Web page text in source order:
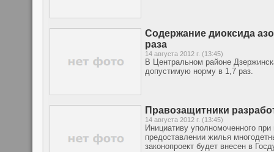
Содержание диоксида
раза
14 августа 2012 г. (13:45)
В Центральном районе
допустимую норму в 1,7 раз.
Правозащитники
14 августа 2012 г. (13:45)
Инициативу уполномоченного
предоставлении жилья
законопроект будет внесен в